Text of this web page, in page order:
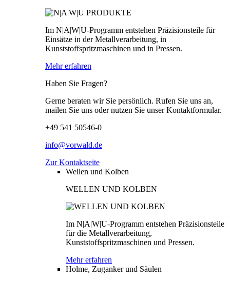
Im N|A|W|U-Programm entstehen Präzisionsteile für
Einsätze in der Metallverarbeitung, in
Kunststoffspritzmaschinen und in Pressen.
Mehr erfahren
Haben Sie Fragen?
Gerne beraten wir Sie persönlich. Rufen Sie uns an,
mailen Sie uns oder nutzen Sie unser Kontaktformular.
+49 541 50546-0
info@vorwald.de
Zur Kontaktseite
Wellen und Kolben
WELLEN UND KOLBEN
Im N|A|W|U-Programm entstehen Präzisionsteile
für die Metallverarbeitung,
Kunststoffspritzmaschinen und Pressen.
Mehr erfahren
Holme, Zuganker und Säulen